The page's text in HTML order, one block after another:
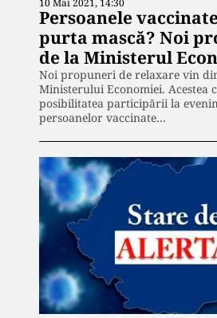
10 Mai 2021, 14:30
Persoanele
purta mască? Noi
de la Ministerul
Noi propuneri de relaxare vin
Ministerului Economiei. Acestea
posibilitatea participării la
persoanelor vaccinate…